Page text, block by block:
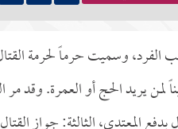
وسميت حرماً لحرمة
يريد الحج أو العمرة. وقد